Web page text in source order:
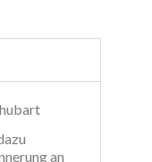
an